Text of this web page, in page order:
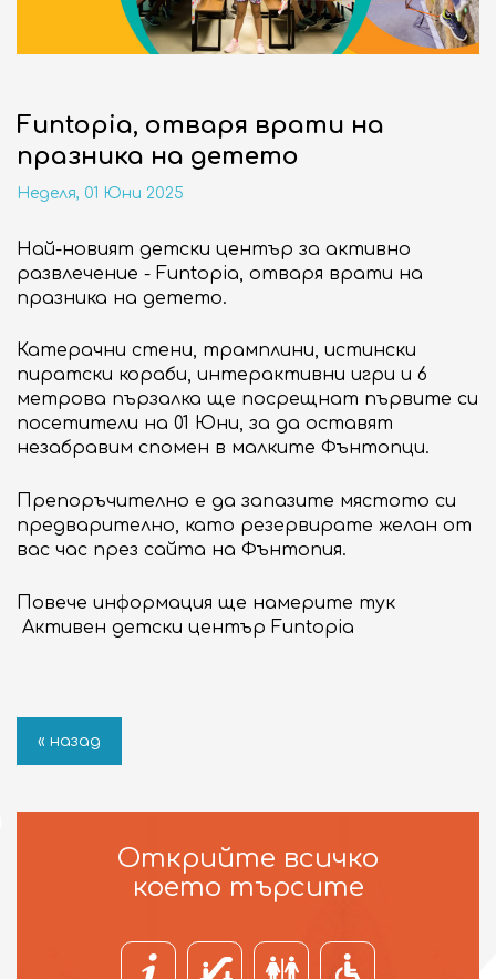
Funtopia, отваря врати на
празника на детето
Неделя, 01 Юни 2025
Най-новият детски център за активно
развлечение - Funtopia, отваря врати на
празника на детето.
Катерачни стени, трамплини, истински
пиратски кораби, интерактивни игри и 6
метрова пързалка ще посрещнат първите си
посетители на 01 Юни, за да оставят
незабравим спомен в малките Фънтопци.
Препоръчително е да запазите мястото си
предварително, като резервирате желан от
вас час през сайта на Фънтопия.
Повече информация ще намерите тук
Активен детски център Funtopia
« назад
Открийте всичко
което търсите
бул. "Сливница" 185
ОБЩИ УСЛОВИЯ
БИЗНЕС ВЪЗМОЖНОСТИ
Реклама и организиране на събития
ЗА DELTA PLANET MALL
Контакт